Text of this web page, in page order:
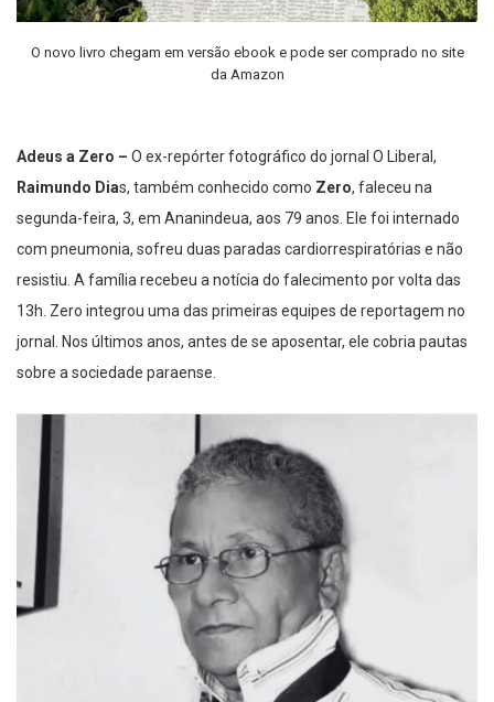
O novo livro chegam em versão ebook e pode ser comprado no site
da Amazon
Adeus a Zero – O ex-repórter fotográfico do jornal O Liberal,
Raimundo Dias, também conhecido como Zero, faleceu na
segunda-feira, 3, em Ananindeua, aos 79 anos. Ele foi internado
com pneumonia, sofreu duas paradas cardiorrespiratórias e não
resistiu. A família recebeu a notícia do falecimento por volta das
13h. Zero integrou uma das primeiras equipes de reportagem no
jornal. Nos últimos anos, antes de se aposentar, ele cobria pautas
sobre a sociedade paraense.